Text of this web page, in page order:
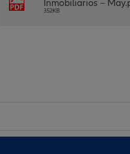
Inmobiliarios –
352KB